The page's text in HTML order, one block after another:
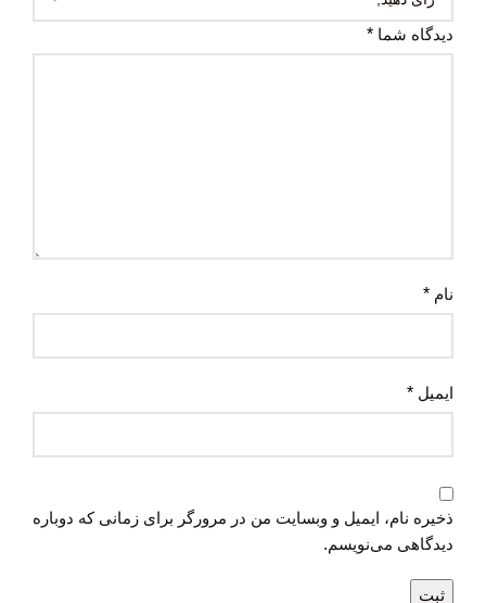
دیدگاه شما *
نام *
ایمیل *
ذخیره نام، ایمیل و وبسایت من در مرورگر برای زمانی که دوباره
دیدگاهی می‌نویسم.